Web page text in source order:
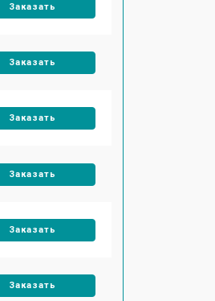
Заказать
Заказать
Заказать
Заказать
Заказать
Заказать